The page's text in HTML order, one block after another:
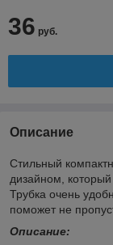
36 руб.
Описание
Стильный
дизайном,
Трубка очень
поможет не
Описание: